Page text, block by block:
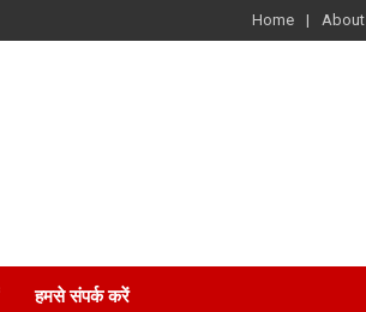
Home
हमसे संपर्क करें